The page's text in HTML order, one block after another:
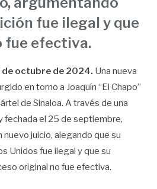
fue ilegal y que
fue efectiva.
de octubre de 2024. Una nueva
en torno a Joaquín “El Chapo”
de Sinaloa. A través de una
fechada el 25 de septiembre,
nuevo juicio, alegando que su
Unidos fue ilegal y que su
original no fue efectiva.